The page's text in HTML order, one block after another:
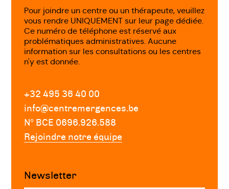
Pour joindre un centre ou un thérapeute, veuillez
vous rendre UNIQUEMENT sur leur page dédiée.
Ce numéro de téléphone est réservé aux
problématiques administratives. Aucune
information sur les consultations ou les centres
n'y est donnée.
+32 495 36 40 00
info@centremergences.be
Nº BCE 0696.926.588
Rejoindre notre équipe
Newsletter